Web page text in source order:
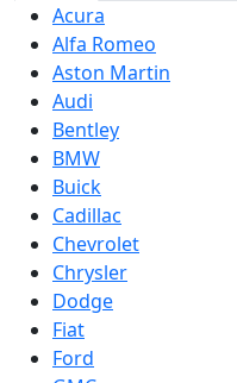
Acura
Alfa Romeo
Aston Martin
Audi
Bentley
BMW
Buick
Cadillac
Chevrolet
Chrysler
Dodge
Fiat
Ford